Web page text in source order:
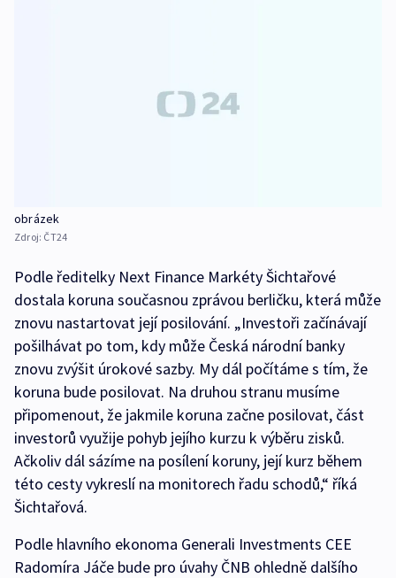
obrázek
Zdroj: ČT24
Podle ředitelky Next Finance Markéty Šichtařové
dostala koruna současnou zprávou berličku, která může
znovu nastartovat její posilování. „Investoři začínávají
pošilhávat po tom, kdy může Česká národní banky
znovu zvýšit úrokové sazby. My dál počítáme s tím, že
koruna bude posilovat. Na druhou stranu musíme
připomenout, že jakmile koruna začne posilovat, část
investorů využije pohyb jejího kurzu k výběru zisků.
Ačkoliv dál sázíme na posílení koruny, její kurz během
této cesty vykreslí na monitorech řadu schodů,“ říká
Šichtařová.
Podle hlavního ekonoma Generali Investments CEE
Radomíra Jáče bude pro úvahy ČNB ohledně dalšího